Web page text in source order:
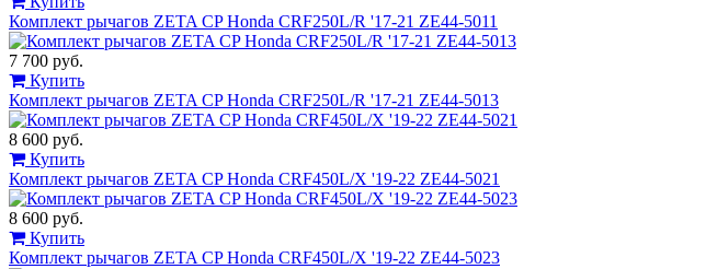
Комплект рычагов ZETA CP Honda CRF250L/R '17-21 ZE44-5011
7 700 руб.
Купить
Комплект рычагов ZETA CP Honda CRF250L/R '17-21 ZE44-5013
8 600 руб.
Купить
Комплект рычагов ZETA CP Honda CRF450L/X '19-22 ZE44-5021
8 600 руб.
Купить
Комплект рычагов ZETA CP Honda CRF450L/X '19-22 ZE44-5023